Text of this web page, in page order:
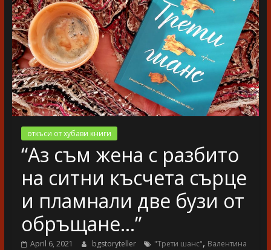
разказ
откъси от хубави книги
“Аз съм жена с разбито
на ситни късчета сърце
и пламнали две бузи от
обръщане…”
April 6, 2021 bgstoryteller "Трети шанс", Валентина